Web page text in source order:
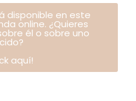
disponible en este
online. ¿Quieres
él o sobre uno
aquí!